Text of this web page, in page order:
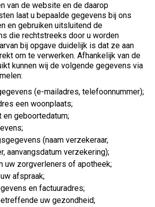
van de website en de daarop
laat u bepaalde gegevens bij ons
en gebruiken uitsluitend de
die rechtstreeks door u worden
bij opgave duidelijk is dat ze aan
om te verwerken. Afhankelijk van de
kunnen wij de volgende gegevens via
(e-mailadres, telefoonnummer);
een woonplaats;
en geboortedatum;
(naam verzekeraar,
aanvangsdatum verzekering);
uw zorgverleners of apotheek;
afspraak;
en factuuradres;
uw gezondheid;